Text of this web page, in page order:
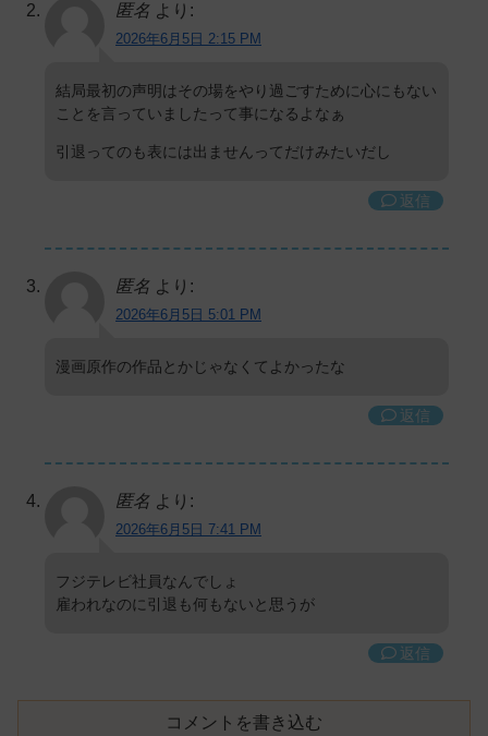
匿名 より:
2026年6月5日 2:15 PM
結局最初の声明はその場をやり過ごすために心にもない
ことを言っていましたって事になるよなぁ
引退ってのも表には出ませんってだけみたいだし
返信
匿名 より:
2026年6月5日 5:01 PM
漫画原作の作品とかじゃなくてよかったな
返信
匿名 より:
2026年6月5日 7:41 PM
フジテレビ社員なんでしょ
雇われなのに引退も何もないと思うが
返信
コメントを書き込む